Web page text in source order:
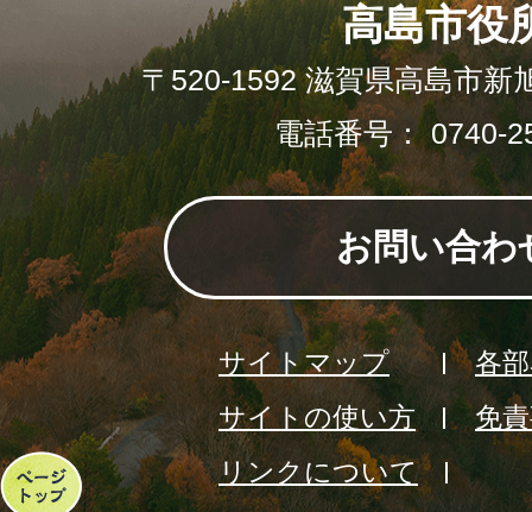
ペ
高島市役
〒520-1592 滋賀県高島市新
電話番号： 0740-
お問い合わ
サイトマップ
各
サイトの使い方
免
リンクについて